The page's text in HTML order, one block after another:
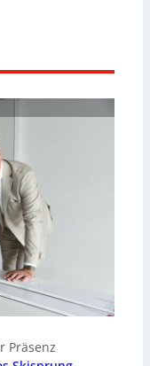
Präsenz